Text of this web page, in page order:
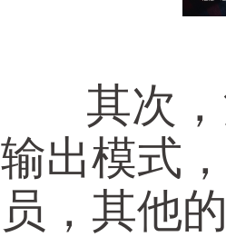
其次，
输出模式
员，其他